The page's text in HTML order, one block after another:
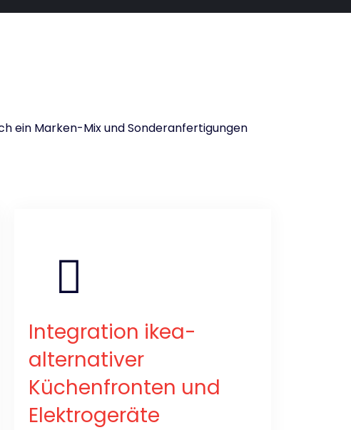
ein Marken-Mix und Sonderanfertigungen
Integration ikea-
alternativer
Küchenfronten und
Elektrogeräte